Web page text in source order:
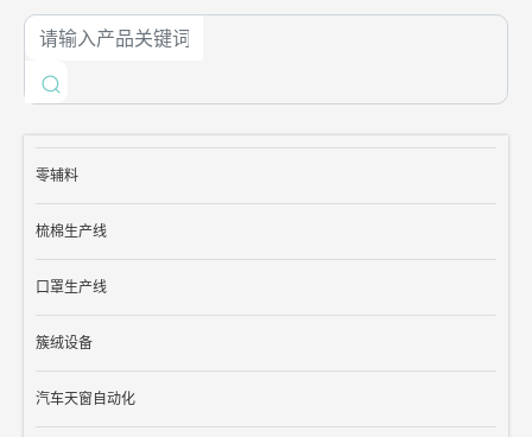
零辅料
梳棉生产线
口罩生产线
簇绒设备
汽车天窗自动化